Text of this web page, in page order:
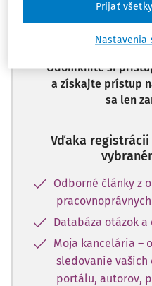
Celý odborný
dostupný
Odomknite si
a získajte prístup
sa len
Vďaka
Odborné články z
Databáza otázok
Moja kancelária –
sledovanie
portálu, autorov,
Nastavenia
Prijať